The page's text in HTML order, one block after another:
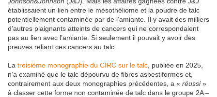
établissaient un lien entre le mésothéliome et la poudre de talc
potentiellement contaminée par de l’amiante. Il y avait des milliers
d’autres plaignants atteints de cancers qui ne correspondaient
pas au lien avec l’amiante. Si seulement il pouvait y avoir des
preuves reliant ces cancers au talc...
La troisième monographie du CIRC sur le talc, publiée en 2025,
n’a examiné que le talc dépourvu de fibres asbestiformes et,
contrairement aux deux monographies précédentes, a « réussi»
à classer cette forme non contaminée de talc dans le groupe 2A –